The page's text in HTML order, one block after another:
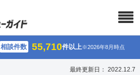
相談件数 55,710件以上※2026年8月時点
最終更新日： 2022.12.7